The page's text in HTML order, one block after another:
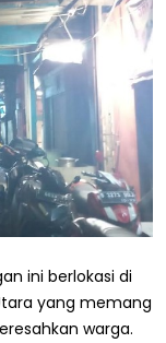
ini berlokasi di
yang memang
warga.